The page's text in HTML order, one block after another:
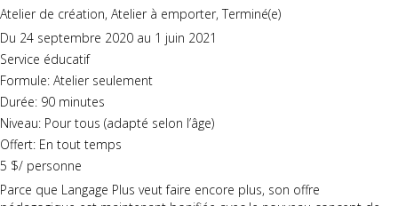
Atelier de création, Atelier à emporter, Terminé(e)
Du 24 septembre 2020 au 1 juin 2021
Service éducatif
Formule: Atelier seulement
Durée: 90 minutes
Niveau: Pour tous (adapté selon l’âge)
Offert: En tout temps
5 $/ personne
Parce que Langage Plus veut faire encore plus, son offre